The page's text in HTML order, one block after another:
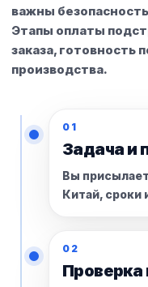
важны
Этапы оплаты
заказа, готовность
производства.
01
Задача и
Вы
Китай, сроки
02
Проверка